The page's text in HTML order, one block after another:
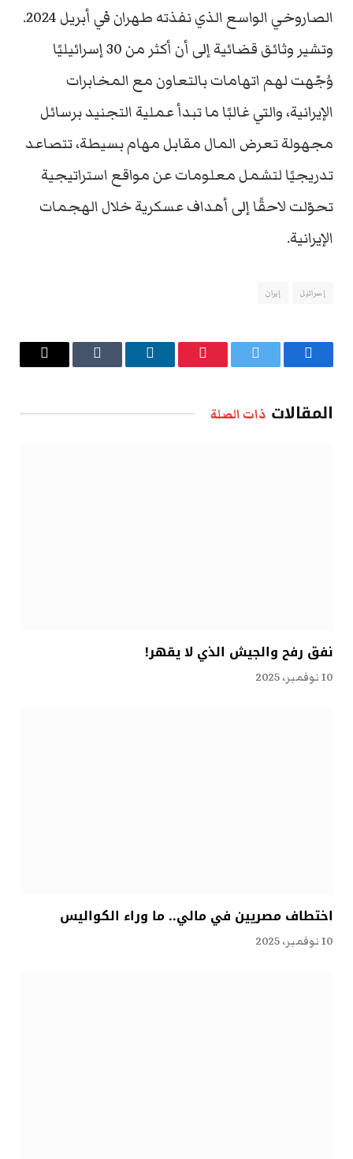
الصاروخي الواسع الذي نفذته طهران في أبريل 2024.
وتشير وثائق قضائية إلى أن أكثر من 30 إسرائيليًا
وُجّهت لهم اتهامات بالتعاون مع المخابرات
الإيرانية، والتي غالبًا ما تبدأ عملية التجنيد برسائل
مجهولة تعرض المال مقابل مهام بسيطة، تتصاعد
تدريجيًا لتشمل معلومات عن مواقع استراتيجية
تحوّلت لاحقًا إلى أهداف عسكرية خلال الهجمات
الإيرانية.
إسرائيل إيران
فيسبوك تويتر بينتيريستلينكدإن Tumblr
البريد
المقالات ذات الصلة
نفق رفح والجيش الذي لا يقهر!
10 نوفمبر، 2025
اختطاف مصريين في مالي.. ما وراء الكواليس
10 نوفمبر، 2025